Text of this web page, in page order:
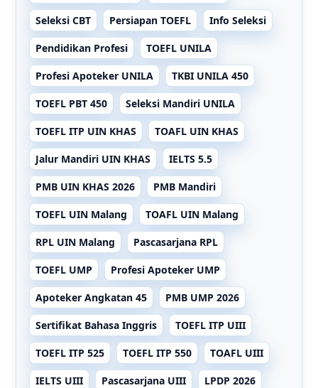
Seleksi CBT Persiapan TOEFL Info Seleksi
Pendidikan Profesi TOEFL UNILA
Profesi Apoteker UNILA TKBI UNILA 450
TOEFL PBT 450 Seleksi Mandiri UNILA
TOEFL ITP UIN KHAS TOAFL UIN KHAS
Jalur Mandiri UIN KHAS IELTS 5.5
PMB UIN KHAS 2026 PMB Mandiri
TOEFL UIN Malang TOAFL UIN Malang
RPL UIN Malang Pascasarjana RPL
TOEFL UMP Profesi Apoteker UMP
Apoteker Angkatan 45 PMB UMP 2026
Sertifikat Bahasa Inggris TOEFL ITP UIII
TOEFL ITP 525 TOEFL ITP 550 TOAFL UIII
IELTS UIII Pascasarjana UIII LPDP 2026